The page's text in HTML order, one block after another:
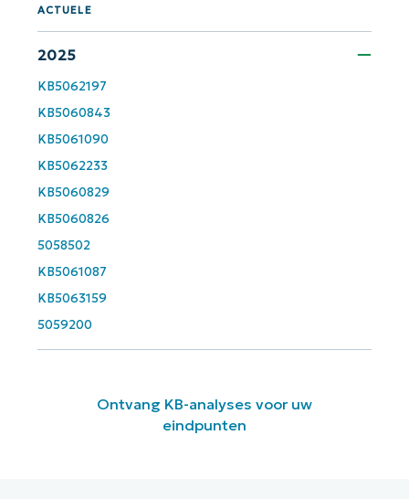
ACTUELE
2025
KB5062197
KB5060843
KB5061090
KB5062233
KB5060829
KB5060826
5058502
KB5061087
KB5063159
5059200
Ontvang KB-analyses voor uw
eindpunten
name*
Business
email*
Phone
name*